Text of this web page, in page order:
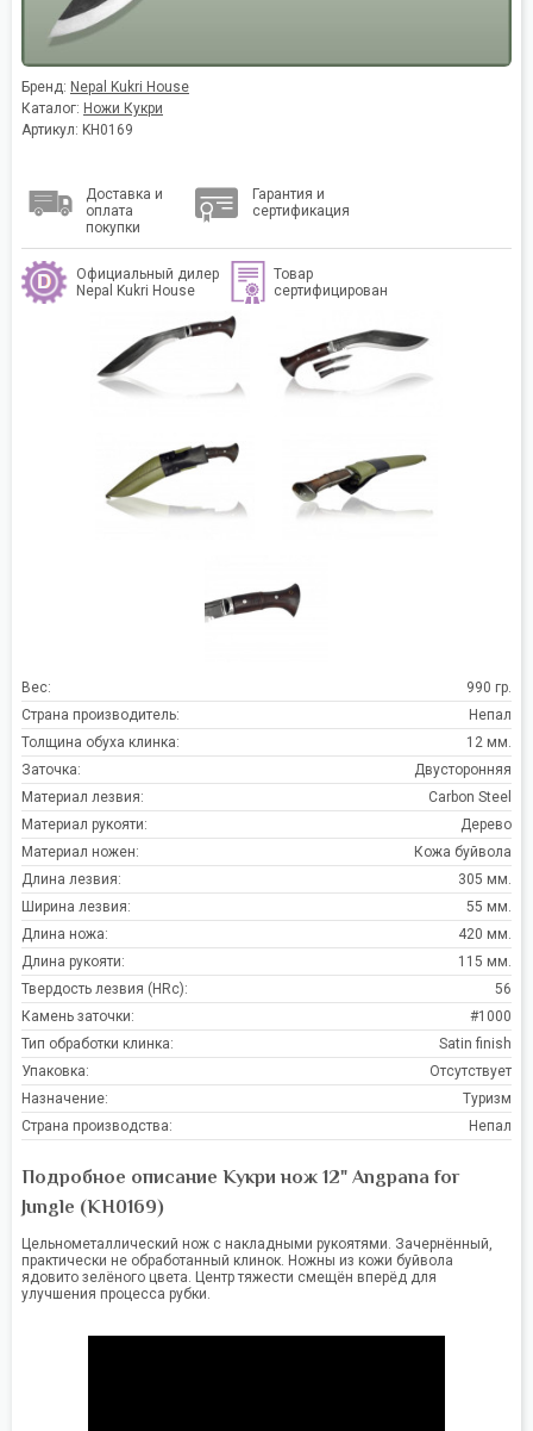
Бренд: Nepal Kukri House
Каталог: Ножи Кукри
Артикул: KH0169
Доставка и
оплата
покупки
Гарантия и
сертификация
Официальный дилер
Nepal Kukri House
Товар
сертифицирован
Вес:
990 гр.
Страна производитель:
Непал
Толщина обуха клинка:
12 мм.
Заточка:
Двусторонняя
Материал лезвия:
Carbon Steel
Материал рукояти:
Дерево
Материал ножен:
Кожа буйвола
Длина лезвия:
305 мм.
Ширина лезвия:
55 мм.
Длина ножа:
420 мм.
Длина рукояти:
115 мм.
Твердость лезвия (HRc):
56
Камень заточки:
#1000
Тип обработки клинка:
Satin finish
Упаковка:
Отсутствует
Назначение:
Туризм
Страна производства:
Непал
Подробное описание Кукри нож 12" Angpana for
Jungle (KH0169)
Цельнометаллический нож с накладными рукоятями. Зачернённый,
практически не обработанный клинок. Ножны из кожи буйвола
ядовито зелёного цвета. Центр тяжести смещён вперёд для
улучшения процесса рубки.